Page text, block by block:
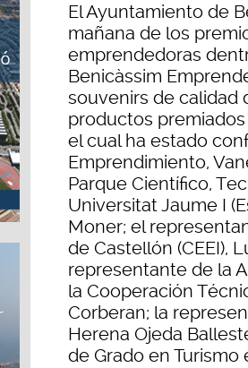
El Ayuntamiento de
mañana de los
emprendedoras
Benicàssim
souvenirs de calidad
productos
el cual ha estado
Emprendimiento,
Parque Científico,
Universitat Jaume I
Moner; el
de Castellón (CEEI),
representante de la
la Cooperación
Corberan; la
Herena Ojeda
de Grado en Turismo